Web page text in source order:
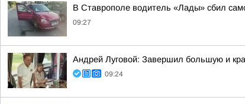
В Ставрополе водитель «Лады» сбил
09:27
Андрей Луговой: Завершил большую и
09:24